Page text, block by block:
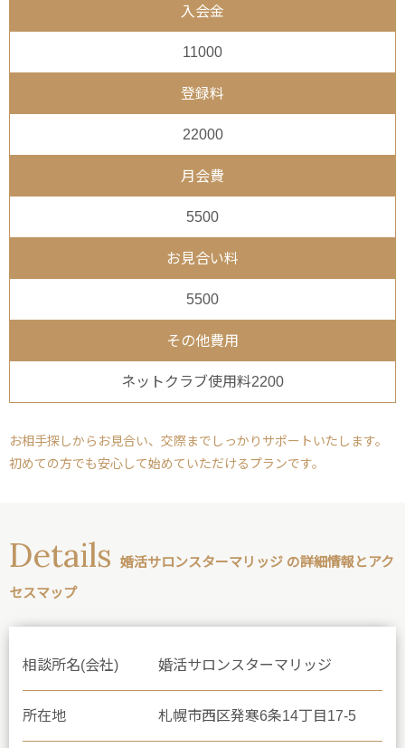
入会金
11000
登録料
22000
月会費
5500
お見合い料
5500
その他費用
ネットクラブ使用料2200
お相手探しからお見合い、交際までしっかりサポートいたします。
初めての方でも安心して始めていただけるプランです。
Details
婚活サロンスターマリッジ の詳細情報とアク
セスマップ
相談所名(会社) 婚活サロンスターマリッジ
所在地 札幌市西区発寒6条14丁目17-5